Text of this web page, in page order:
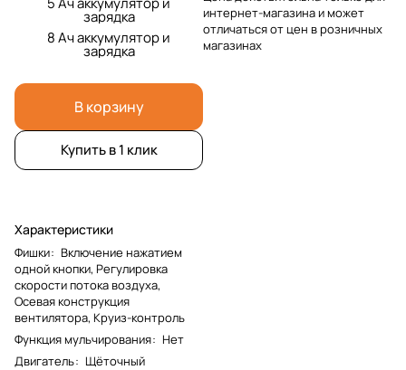
зарядка
8 Ач аккумулятор и
зарядка
В корзину
Купить в 1 клик
Характеристики
Фишки: Включение нажатием
одной кнопки, Регулировка
скорости потока воздуха,
Осевая конструкция
вентилятора, Круиз-контроль
Функция мульчирования: Нет
Двигатель: Щёточный
интернет-магазина и может
отличаться от цен в розничных
магазинах